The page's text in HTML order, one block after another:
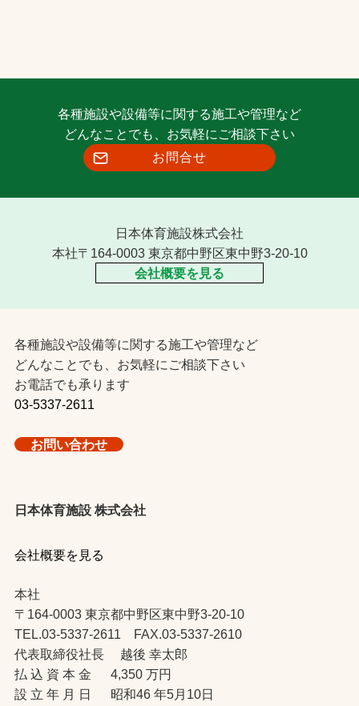
各種施設や設備等に関する施工や管理など
どんなことでも、お気軽にご相談下さい
お問合せ
日本体育施設株式会社
本社〒164-0003 東京都中野区東中野3-20-10
会社概要を見る
各種施設や設備等に関する施工や管理など
どんなことでも、お気軽にご相談下さい
お電話でも承ります
03-5337-2611
お問い合わせ
日本体育施設 株式会社
会社概要を見る
本社
〒164-0003 東京都中野区東中野3-20-10
TEL.03-5337-2611 FAX.03-5337-2610
代表取締役社長 越後 幸太郎
払 込 資 本 金 4,350 万円
設 立 年 月 日 昭和46 年5月10日